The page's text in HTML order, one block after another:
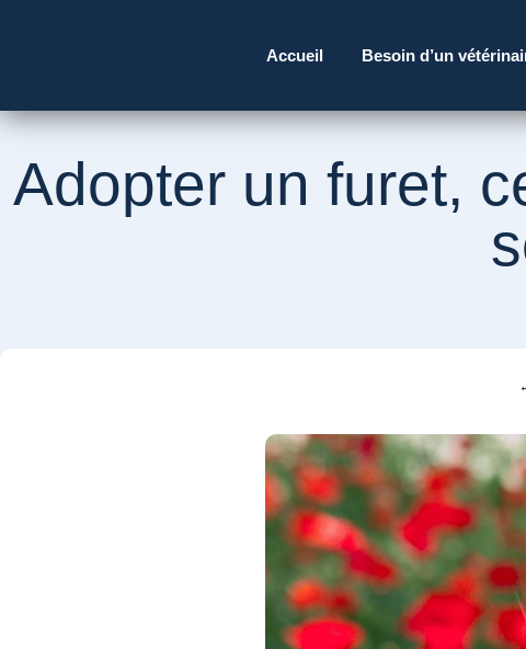
Accueil Besoin d’un
Adopter un furet,